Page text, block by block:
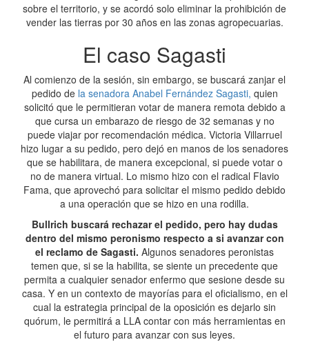
sobre el territorio, y se acordó solo eliminar la prohibición de
vender las tierras por 30 años en las zonas agropecuarias.
El caso Sagasti
Al comienzo de la sesión, sin embargo, se buscará zanjar el
pedido de la senadora Anabel Fernández Sagasti, quien
solicitó que le permitieran votar de manera remota debido a
que cursa un embarazo de riesgo de 32 semanas y no
puede viajar por recomendación médica. Victoria Villarruel
hizo lugar a su pedido, pero dejó en manos de los senadores
que se habilitara, de manera excepcional, si puede votar o
no de manera virtual. Lo mismo hizo con el radical Flavio
Fama, que aprovechó para solicitar el mismo pedido debido
a una operación que se hizo en una rodilla.
Bullrich buscará rechazar el pedido, pero hay dudas
dentro del mismo peronismo respecto a si avanzar con
el reclamo de Sagasti. Algunos senadores peronistas
temen que, si se la habilita, se siente un precedente que
permita a cualquier senador enfermo que sesione desde su
casa. Y en un contexto de mayorías para el oficialismo, en el
cual la estrategia principal de la oposición es dejarlo sin
quórum, le permitirá a LLA contar con más herramientas en
el futuro para avanzar con sus leyes.